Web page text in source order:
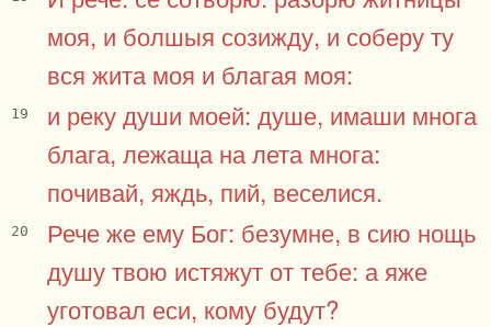
моя, и болшыя созижду, и соберу ту
вся жита моя и благая моя:
19
и реку души моей: душе, имаши многа
блага, лежаща на лета многа:
почивай, яждь, пий, веселися.
20
Рече же ему Бог: безумне, в сию нощь
душу твою истяжут от тебе: а яже
уготовал еси, кому будут?